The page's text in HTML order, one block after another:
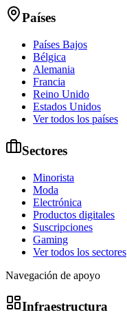
Países
Países Bajos
Bélgica
Alemania
Francia
Reino Unido
Estados Unidos
Ver todos los países
Sectores
Minorista
Moda
Electrónica
Productos digitales
Suscripciones
Gaming
Ver todos los sectores
Navegación de apoyo
Infraestructura